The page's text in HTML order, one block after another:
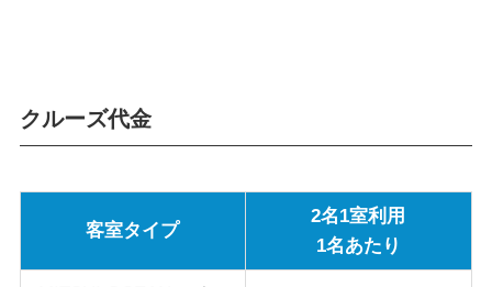
クルーズ代金
客室タイプ
2名1室利用
1名あたり